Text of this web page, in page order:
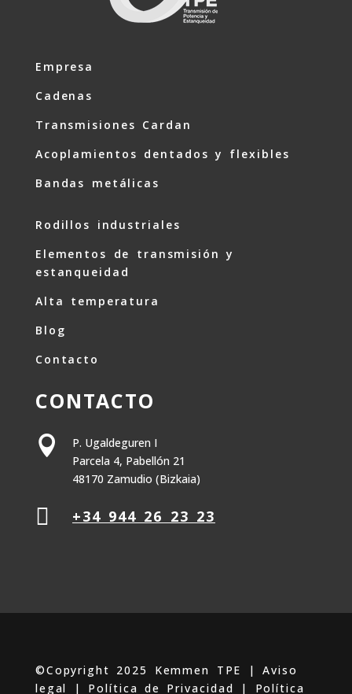
Empresa
Cadenas
Transmisiones Cardan
Acoplamientos dentados y flexibles
Bandas metálicas
Rodillos industriales
Elementos de transmisión y
estanqueidad
Alta temperatura
Blog
Contacto
CONTACTO

P. Ugaldeguren I
Parcela 4, Pabellón 21
48170 Zamudio (Bizkaia)
 +34 944 26 23 23
©Copyright 2025 Kemmen TPE |Aviso
legal
| Política de Privacidad | Política